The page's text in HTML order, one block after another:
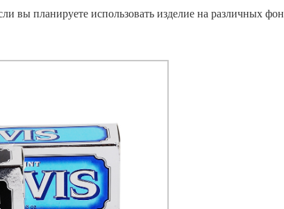
вы планируете использовать изделие на различных